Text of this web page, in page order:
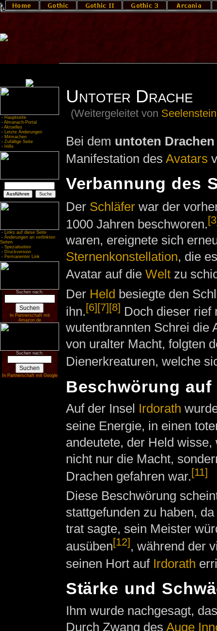
- Hauptseite
- Almanach-Portal
- Aktuelles
- Letzte Änderungen
- Mitmachen
- Zufällige Seite
- Hilfe
- Links auf diese Seite
- Änderungen an verlinkten
Seiten
- Spezialseiten
- Druckversion
- Permanenter Link
Suchen nach:
In Partnerschaft mit
Amazon.de
Suchen nach:
In Partnerschaft mit Google
Untoter Drache
(Weitergeleitet von Seelenstein
Bei dem untoten Drachen
Manifestation des Avatars
Verbannung des
Der Schläferwar der
1000 Jahren beschworen.
waren, ereignete sich
Sternenkonstellation, die
Avatar auf die Weltzu
Der Held besiegte den
ihn.[6][7][8] Doch dieser rief
wutentbrannten Schrei die
von uralter Macht, folgten
Dienerkreaturen, welche
Beschwörung
Auf der Insel Irdorath
seine Energie, in einen
andeutete, der Held
nicht nur die Macht,
Drachen gefahren war.[11]
Diese Beschwörung
stattgefunden zu haben,
trat sagte, sein Meister
ausüben[12] , während der
seinen Hort auf Irdorath
Stärke und
Ihm wurde nachgesagt,
Durch Zwang des Auge